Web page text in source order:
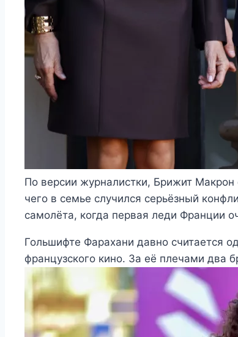
По версии журналистки, Брижит
чего в семье случился серьёзный
самолёта, когда первая леди Франции
Гольшифте Фарахани давно считается
французского кино. За её плечами два